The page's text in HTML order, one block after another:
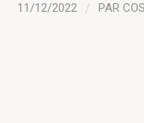
11/12/2022 / PAR